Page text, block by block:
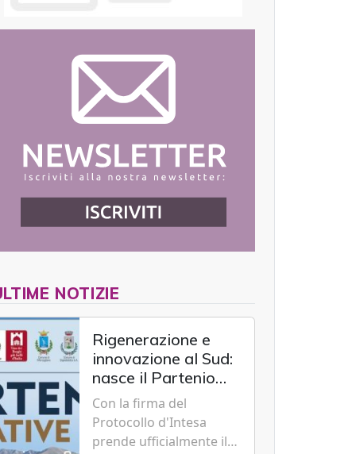
NOTIZIE
Rigenerazione e
innovazione al Sud:
nasce il Partenio
Creative Hub per il
rilancio del
territorio
Con la firma del
Protocollo d'Intesa
prende ufficialmente il